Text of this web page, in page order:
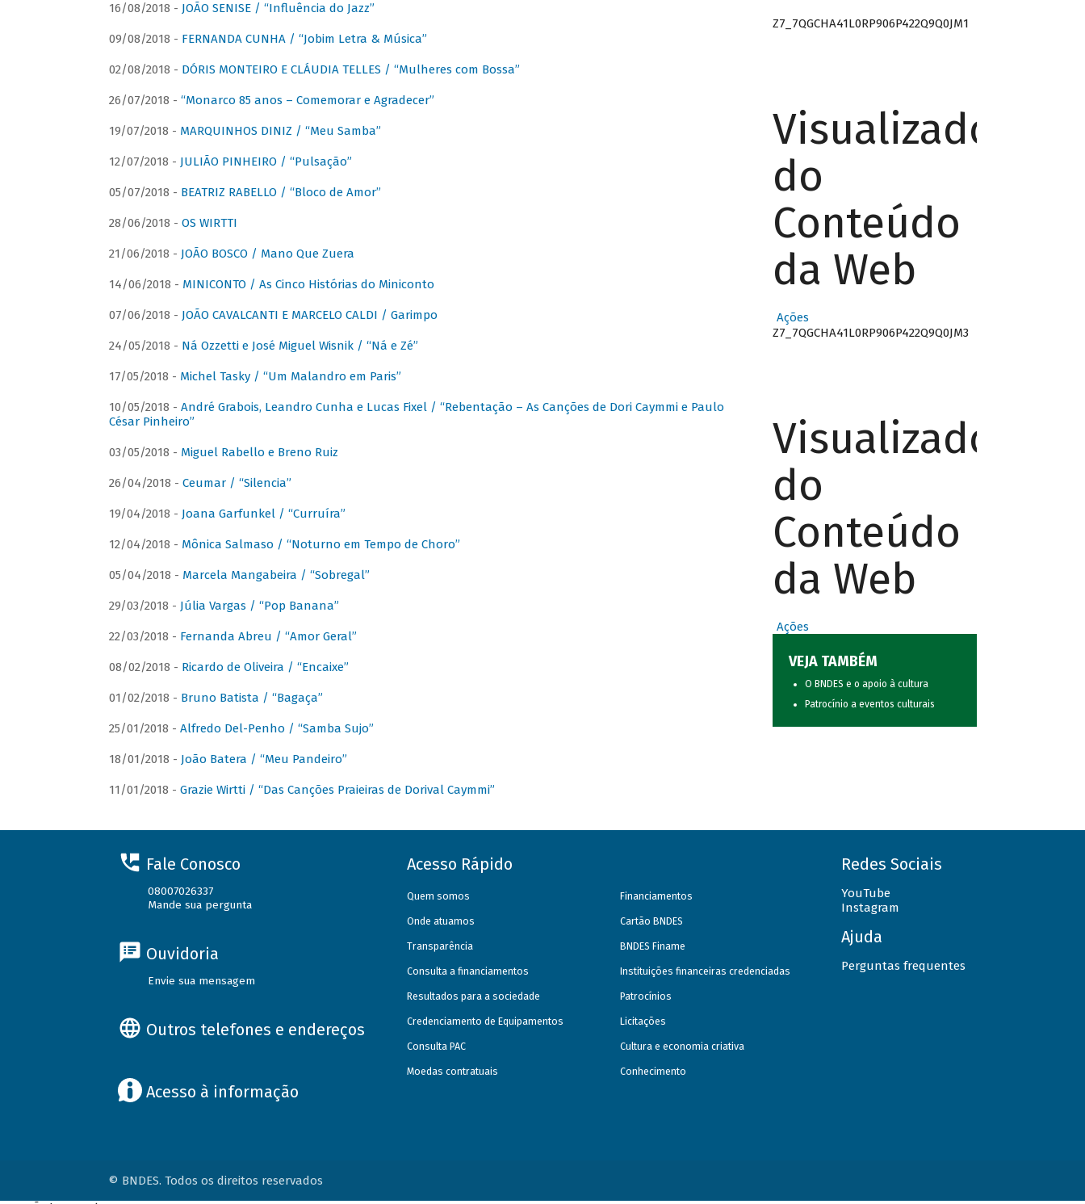
16/08/2018 - JOÃO SENISE / “Influência do Jazz”
09/08/2018 - FERNANDA CUNHA / “Jobim Letra & Música”
02/08/2018 - DÓRIS MONTEIRO E CLÁUDIA TELLES / “Mulheres com Bossa”
26/07/2018 - “Monarco 85 anos – Comemorar e Agradecer”
19/07/2018 - MARQUINHOS DINIZ / “Meu Samba”
12/07/2018 - JULIÃO PINHEIRO / “Pulsação”
05/07/2018 - BEATRIZ RABELLO / “Bloco de Amor”
28/06/2018 - OS WIRTTI
21/06/2018 - JOÃO BOSCO / Mano Que Zuera
14/06/2018 - MINICONTO / As Cinco Histórias do Miniconto
07/06/2018 - JOÃO CAVALCANTI E MARCELO CALDI / Garimpo
24/05/2018 - Ná Ozzetti e José Miguel Wisnik / “Ná e Zé”
17/05/2018 - Michel Tasky / “Um Malandro em Paris”
10/05/2018 - André Grabois, Leandro Cunha e Lucas Fixel / “Rebentação – As Canções de Dori Caymmi e Paulo
César Pinheiro”
03/05/2018 - Miguel Rabello e Breno Ruiz
26/04/2018 - Ceumar / “Silencia”
19/04/2018 - Joana Garfunkel / “Curruíra”
12/04/2018 - Mônica Salmaso / “Noturno em Tempo de Choro”
05/04/2018 - Marcela Mangabeira / “Sobregal”
29/03/2018 - Júlia Vargas / “Pop Banana”
22/03/2018 - Fernanda Abreu / “Amor Geral”
08/02/2018 - Ricardo de Oliveira / “Encaixe”
01/02/2018 - Bruno Batista / “Bagaça”
25/01/2018 - Alfredo Del-Penho / “Samba Sujo”
18/01/2018 - João Batera / “Meu Pandeiro”
11/01/2018 - Grazie Wirtti / “Das Canções Praieiras de Dorival Caymmi”
Z7_7QGCHA41L0RP906P422Q9Q0JM1
Visualizador
do
Conteúdo
da Web
Ações
Z7_7QGCHA41L0RP906P422Q9Q0JM3
Visualizador
do
Conteúdo
da Web
Ações
VEJA TAMBÉM
O BNDES e o apoio à cultura
Patrocínio a eventos culturais
Fale Conosco
08007026337
Mande sua pergunta
Ouvidoria
Envie sua mensagem
Outros telefones e endereços
Acesso à informação
Acesso Rápido
Quem somos
Onde atuamos
Transparência
Consulta a financiamentos
Resultados para a sociedade
Credenciamento de Equipamentos
Consulta PAC
Moedas contratuais
Financiamentos
Cartão BNDES
BNDES Finame
Instituições financeiras credenciadas
Patrocínios
Licitações
Cultura e economia criativa
Conhecimento
Redes Sociais
YouTube
Instagram
Ajuda
Perguntas frequentes
© BNDES. Todos os direitos reservados